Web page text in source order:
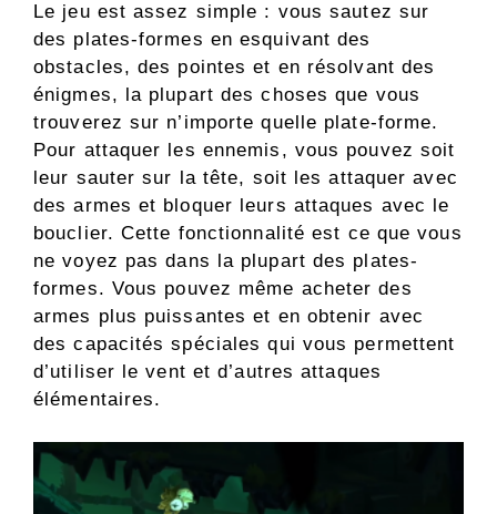
Le jeu est assez simple : vous sautez sur
des plates-formes en esquivant des
obstacles, des pointes et en résolvant des
énigmes, la plupart des choses que vous
trouverez sur n’importe quelle plate-forme.
Pour attaquer les ennemis, vous pouvez soit
leur sauter sur la tête, soit les attaquer avec
des armes et bloquer leurs attaques avec le
bouclier. Cette fonctionnalité est ce que vous
ne voyez pas dans la plupart des plates-
formes. Vous pouvez même acheter des
armes plus puissantes et en obtenir avec
des capacités spéciales qui vous permettent
d’utiliser le vent et d’autres attaques
élémentaires.